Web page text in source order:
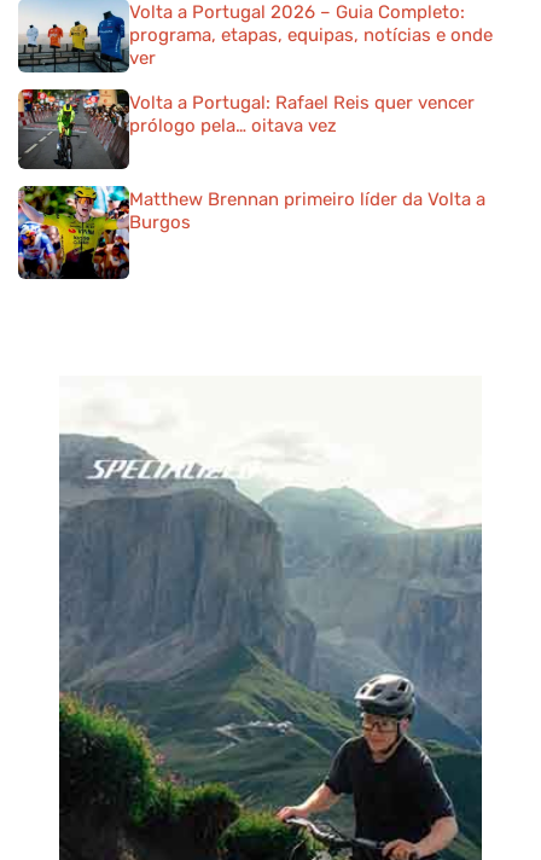
Volta a Portugal 2026 – Guia Completo:
programa, etapas, equipas, notícias e onde
ver
Volta a Portugal: Rafael Reis quer vencer
prólogo pela… oitava vez
Matthew Brennan primeiro líder da Volta a
Burgos